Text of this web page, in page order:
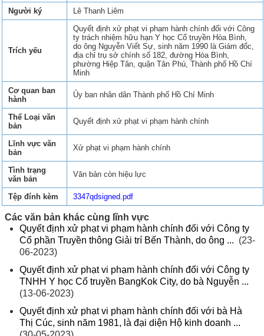
Người ký
Lê Thanh Liêm
Trích yếu
Quyết định xử phạt vi phạm hành chính đối với Công
ty trách nhiệm hữu hạn Y học Cổ truyền Hòa Bình,
do ông Nguyễn Viết Sự, sinh năm 1990 là Giám đốc,
địa chỉ trụ sở chính số 182, đường Hòa Bình,
phường Hiệp Tân, quận Tân Phú, Thành phố Hồ Chí
Minh
Cơ quan ban
hành
Ủy ban nhân dân Thành phố Hồ Chí Minh
Thể Loại văn
bản
Quyết định xử phạt vi phạm hành chính
Lĩnh vực văn
bản
Xử phạt vi phạm hành chính
Tình trạng
văn bản
Văn bản còn hiệu lực
Tệp đính kèm 3347qdsigned.pdf
Các văn bản khác cùng lĩnh vực
Quyết định xử phạt vi phạm hành chính đối với Công ty
Cổ phần Truyền thông Giải trí Bến Thành, do ông ... (23-
06-2023)
Quyết định xử phạt vi phạm hành chính đối với Công ty
TNHH Y học Cổ truyền BangKok City, do bà Nguyễn ...
(13-06-2023)
Quyết định xử phạt vi phạm hành chính đối với bà Hà
Thị Cúc, sinh năm 1981, là đại diện Hộ kinh doanh ...